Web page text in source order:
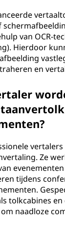
van OCR-
Hierdoor
en
Ze
tijdens
tolkcabines
naadloze